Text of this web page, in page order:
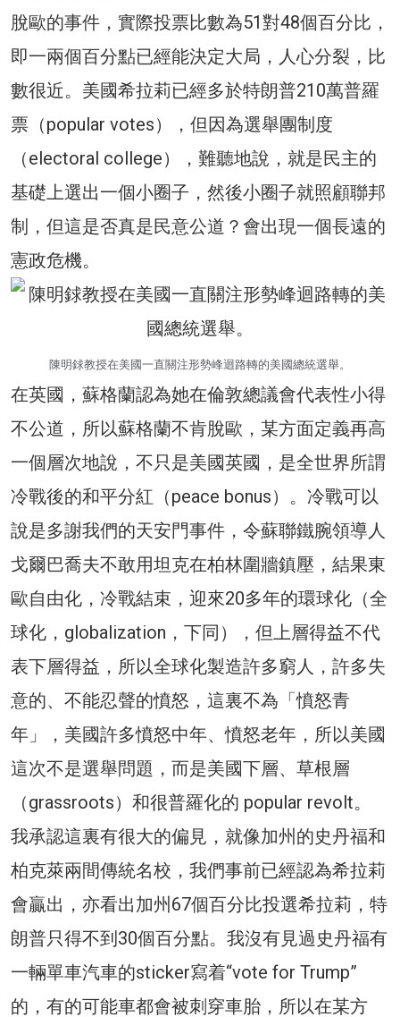
脫歐的事件，實際投票比數為51對48個百分比，
即一兩個百分點已經能決定大局，人心分裂，比
數很近。美國希拉莉已經多於特朗普210萬普羅
票（popular votes），但因為選舉團制度
（electoral college），難聽地說，就是民主的
基礎上選出一個小圈子，然後小圈子就照顧聯邦
制，但這是否真是民意公道？會出現一個長遠的
憲政危機。
陳明銶教授在美國一直關注形勢峰迴路轉的美國總統選舉。
在英國，蘇格蘭認為她在倫敦總議會代表性小得
不公道，所以蘇格蘭不肯脫歐，某方面定義再高
一個層次地說，不只是美國英國，是全世界所謂
冷戰後的和平分紅（peace bonus）。冷戰可以
說是多謝我們的天安門事件，令蘇聯鐵腕領導人
戈爾巴喬夫不敢用坦克在柏林圍牆鎮壓，結果東
歐自由化，冷戰結束，迎來20多年的環球化（全
球化，globalization，下同），但上層得益不代
表下層得益，所以全球化製造許多窮人，許多失
意的、不能忍聲的憤怒，這裏不為「憤怒青
年」，美國許多憤怒中年、憤怒老年，所以美國
這次不是選舉問題，而是美國下層、草根層
（grassroots）和很普羅化的 popular revolt。
我承認這裏有很大的偏見，就像加州的史丹福和
柏克萊兩間傳統名校，我們事前已經認為希拉莉
會贏出，亦看出加州67個百分比投選希拉莉，特
朗普只得不到30個百分點。我沒有見過史丹福有
一輛單車汽車的sticker寫着“vote for Trump”
的，有的可能車都會被刺穿車胎，所以在某方